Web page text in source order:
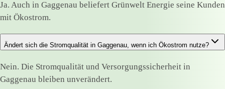
Ja. Auch in Gaggenau beliefert Grünwelt Energie seine Kunden
mit Ökostrom.
Ändert sich die Stromqualität in Gaggenau, wenn ich Ökostrom nutze?
Nein. Die Stromqualität und Versorgungssicherheit in
Gaggenau bleiben unverändert.